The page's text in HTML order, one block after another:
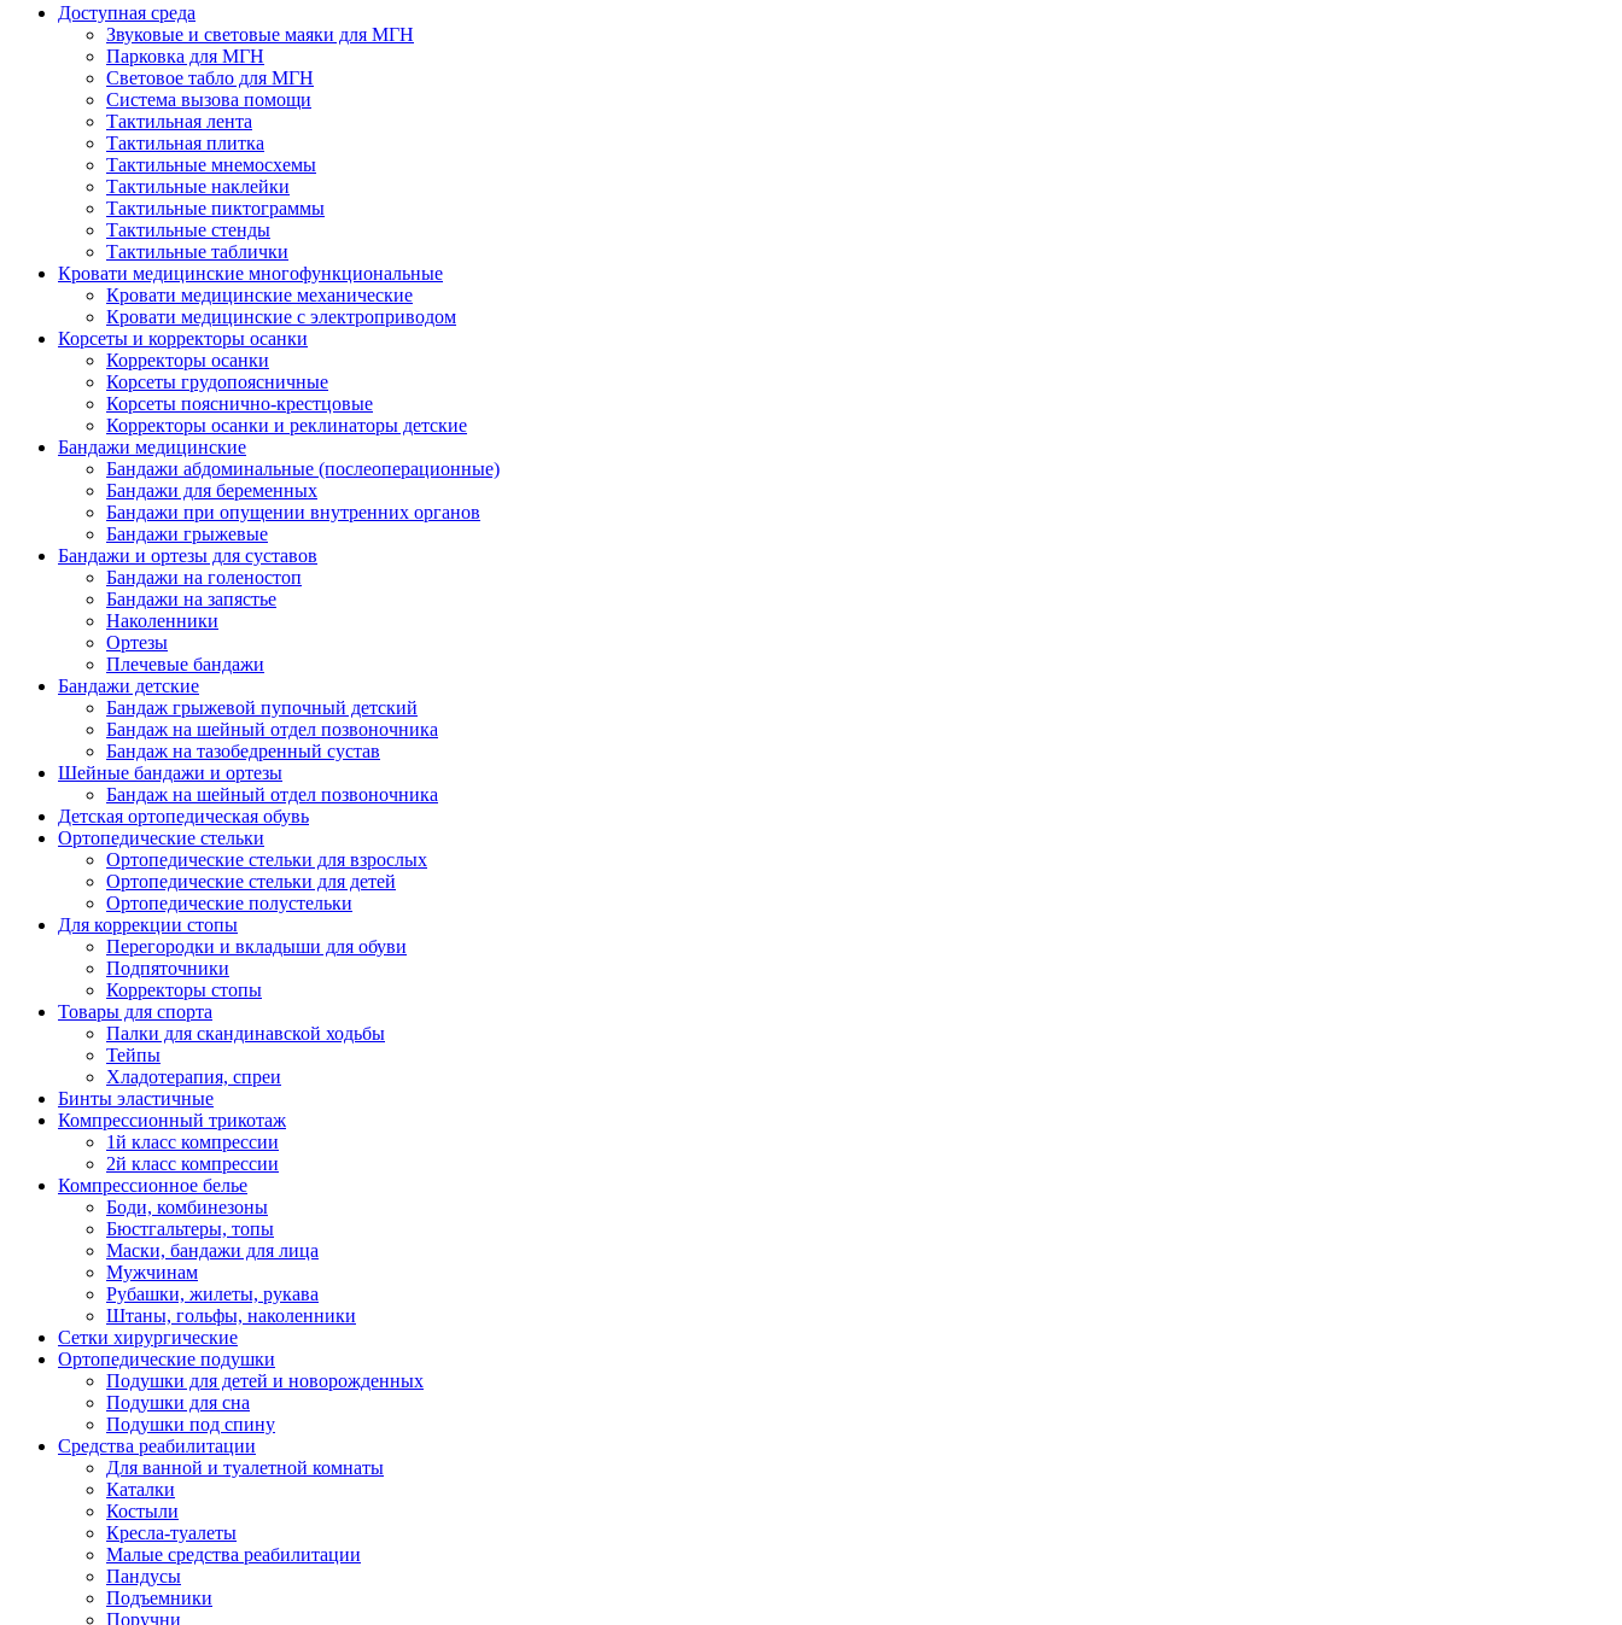
Доступная среда
Звуковые и световые маяки для МГН
Парковка для МГН
Световое табло для МГН
Система вызова помощи
Тактильная лента
Тактильная плитка
Тактильные мнемосхемы
Тактильные наклейки
Тактильные пиктограммы
Тактильные стенды
Тактильные таблички
Кровати медицинские многофункциональные
Кровати медицинские механические
Кровати медицинские с электроприводом
Корсеты и корректоры осанки
Корректоры осанки
Корсеты грудопоясничные
Корсеты пояснично-крестцовые
Корректоры осанки и реклинаторы детские
Бандажи медицинские
Бандажи абдоминальные (послеоперационные)
Бандажи для беременных
Бандажи при опущении внутренних органов
Бандажи грыжевые
Бандажи и ортезы для суставов
Бандажи на голеностоп
Бандажи на запястье
Наколенники
Ортезы
Плечевые бандажи
Бандажи детские
Бандаж грыжевой пупочный детский
Бандаж на шейный отдел позвоночника
Бандаж на тазобедренный сустав
Шейные бандажи и ортезы
Бандаж на шейный отдел позвоночника
Детская ортопедическая обувь
Ортопедические стельки
Ортопедические стельки для взрослых
Ортопедические стельки для детей
Ортопедические полустельки
Для коррекции стопы
Перегородки и вкладыши для обуви
Подпяточники
Корректоры стопы
Товары для спорта
Палки для скандинавской ходьбы
Тейпы
Хладотерапия, спреи
Бинты эластичные
Компрессионный трикотаж
1й класс компрессии
2й класс компрессии
Компрессионное белье
Боди, комбинезоны
Бюстгальтеры, топы
Маски, бандажи для лица
Мужчинам
Рубашки, жилеты, рукава
Штаны, гольфы, наколенники
Сетки хирургические
Ортопедические подушки
Подушки для детей и новорожденных
Подушки для сна
Подушки под спину
Средства реабилитации
Для ванной и туалетной комнаты
Каталки
Костыли
Кресла-туалеты
Малые средства реабилитации
Пандусы
Подъемники
Поручни